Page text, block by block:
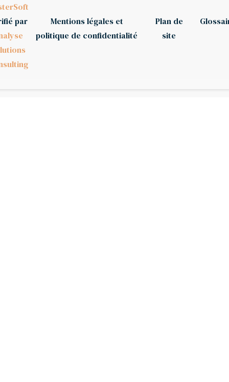
par
Mentions légales et
politique de confidentialité
Plan de
site